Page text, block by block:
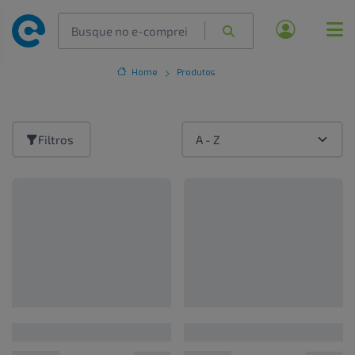
Home Produtos
Filtros